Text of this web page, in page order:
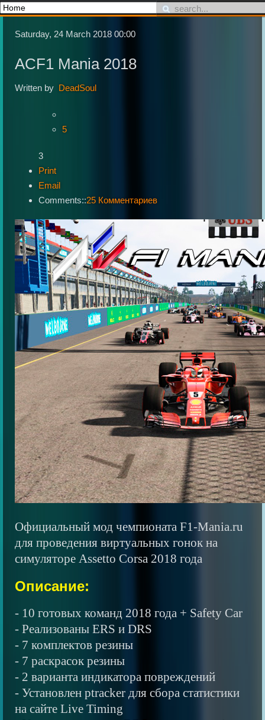
Saturday, 24 March 2018 00:00
ACF1 Mania 2018
Written by DeadSoul
5
3
Print
Email
Comments::25 Комментариев
Официальный мод чемпионата F1-Mania.ru
для проведения виртуальных гонок на
симуляторе Assetto Corsa 2018 года
Описание:
- 10 готовых команд 2018 года + Safety Car
- Реализованы ERS и DRS
- 7 комплектов резины
- 7 раскрасок резины
- 2 варианта индикатора повреждений
- Установлен ptracker для сбора статистики
на сайте Live Timing